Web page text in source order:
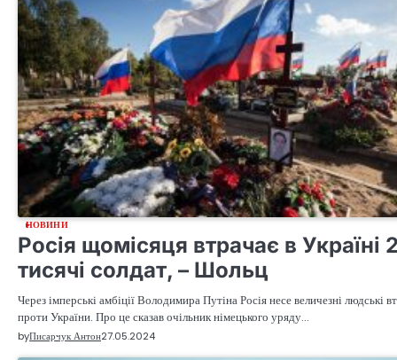
НОВИНИ
Росія щомісяця втрачає в Україні
тисячі солдат, – Шольц
Через імперські амбіції Володимира Путіна Росія несе величезні людські
проти України. Про це сказав очільник німецького уряду…
byПисарчук Антон27.05.2024